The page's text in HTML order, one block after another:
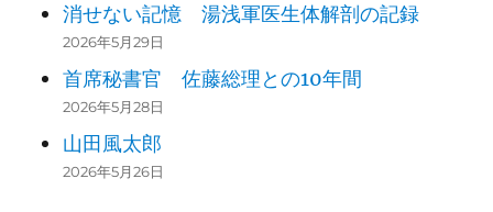
消せない記憶 湯浅軍医生体解剖の記録
2026年5月29日
首席秘書官 佐藤総理との10年間
2026年5月28日
山田風太郎
2026年5月26日